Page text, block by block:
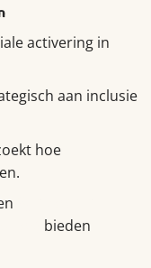
activering in
aan inclusie
hoe
bieden